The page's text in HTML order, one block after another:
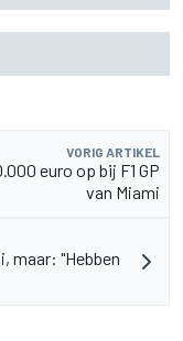
VORIG ARTIKEL
euro op bij F1 GP
van Miami
maar: "Hebben